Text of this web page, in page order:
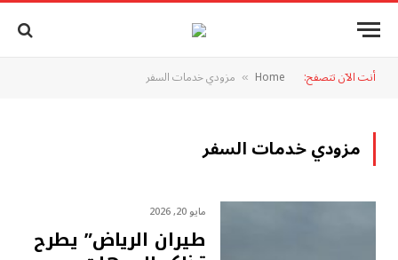
أنت الآن تتصفح: Home
» مزودي خدمات السفر
مزودي خدمات السفر
مايو 20, 2026
طيران الرياض” يطرح